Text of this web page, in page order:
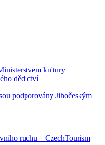
kultury
dědictví
podporovány Jihočeským
ruchu – CzechTourism